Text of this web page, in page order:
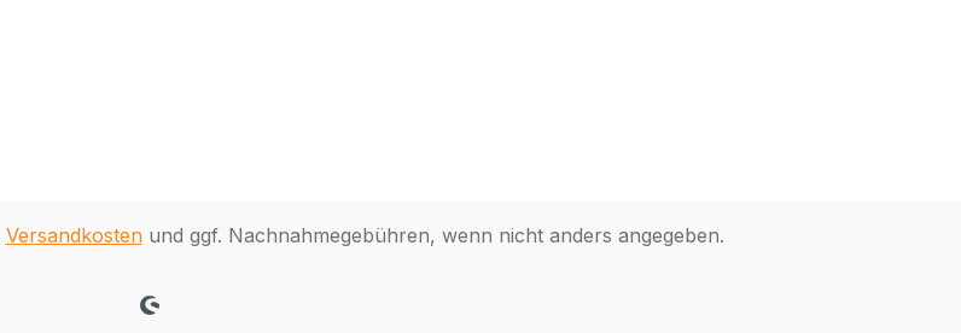
Versandkostenund ggf. Nachnahmegebühren, wenn nicht anders angegeben.